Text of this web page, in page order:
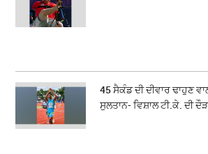
45 ਸੈਕੰਡ ਦੀ ਦੀਵਾਰ ਢਾਹੁਣ
ਸੁਲਤਾਨ- ਵਿਸ਼ਾਲ ਟੀ.ਕੇ. ਦੀ